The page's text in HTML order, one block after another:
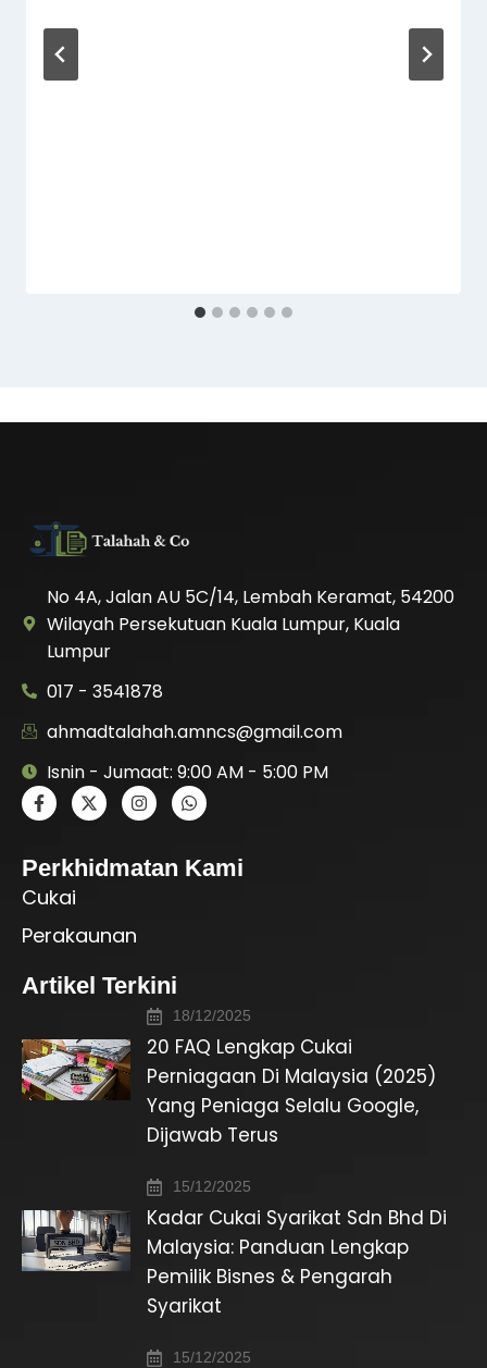
No 4A, Jalan AU 5C/14, Lembah Keramat, 54200
Wilayah Persekutuan Kuala Lumpur, Kuala
Lumpur
017 - 3541878
ahmadtalahah.amncs@gmail.com
Isnin - Jumaat: 9:00 AM - 5:00 PM
Perkhidmatan Kami
Cukai
Perakaunan
Artikel Terkini
18/12/2025
20 FAQ Lengkap Cukai
Perniagaan Di Malaysia (2025)
Yang Peniaga Selalu Google,
Dijawab Terus
15/12/2025
Kadar Cukai Syarikat Sdn Bhd Di
Malaysia: Panduan Lengkap
Pemilik Bisnes & Pengarah
Syarikat
15/12/2025